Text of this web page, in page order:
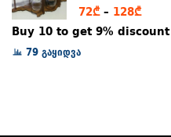
72₾ – 128₾Price
range:
Buy 10 to get 9% discount
79 გაყიდვა